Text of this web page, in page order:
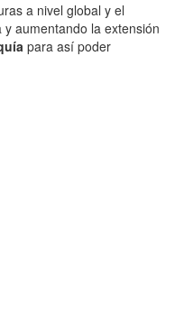
a nivel global y el
aumentando la extensión
para así poder